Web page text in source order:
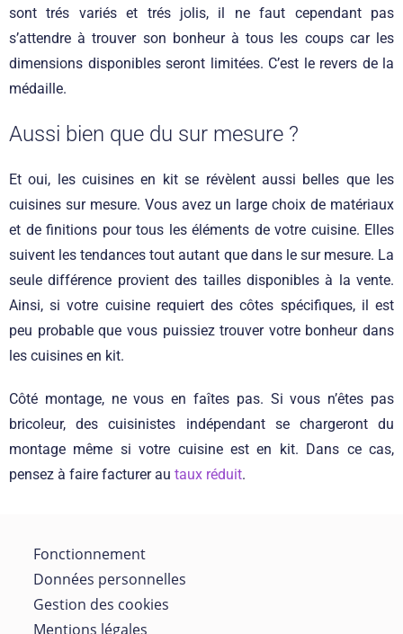
sont trés variés et trés jolis, il ne faut cependant pas
s’attendre à trouver son bonheur à tous les coups car les
dimensions disponibles seront limitées. C’est le revers de la
médaille.
Aussi bien que du sur mesure ?
Et oui, les cuisines en kit se révèlent aussi belles que les
cuisines sur mesure. Vous avez un large choix de matériaux
et de finitions pour tous les éléments de votre cuisine. Elles
suivent les tendances tout autant que dans le sur mesure. La
seule différence provient des tailles disponibles à la vente.
Ainsi, si votre cuisine requiert des côtes spécifiques, il est
peu probable que vous puissiez trouver votre bonheur dans
les cuisines en kit.
Côté montage, ne vous en faîtes pas. Si vous n’êtes pas
bricoleur, des cuisinistes indépendant se chargeront du
montage même si votre cuisine est en kit. Dans ce cas,
pensez à faire facturer au taux réduit.
Fonctionnement
Données personnelles
Gestion des cookies
Mentions légales